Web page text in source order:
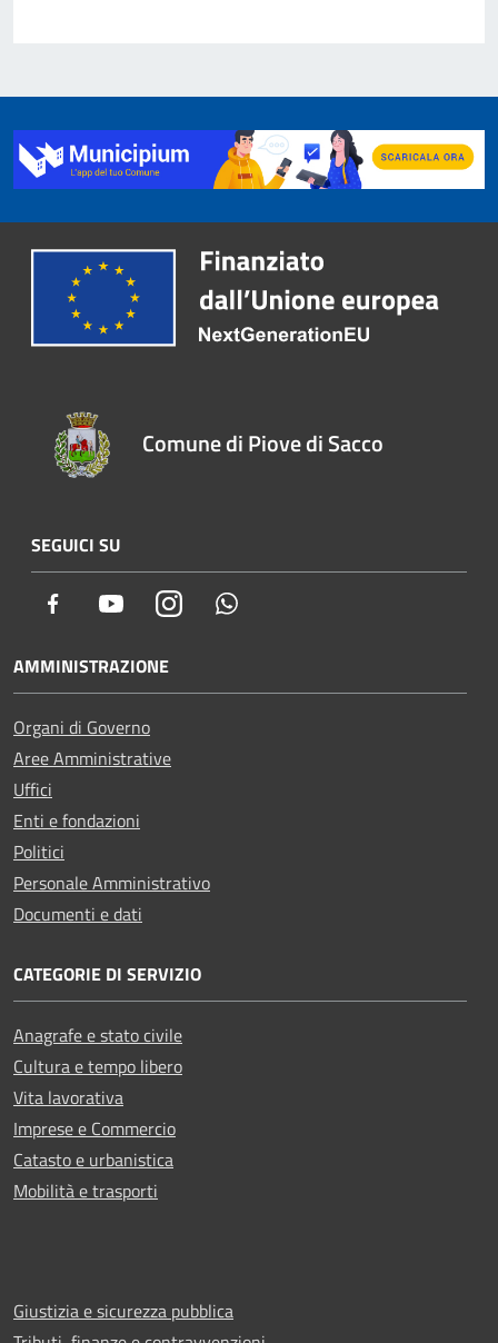
Comune di Piove di Sacco
SEGUICI SU
Facebook YoutubeInstagram
AMMINISTRAZIONE
Organi di Governo
Aree Amministrative
Uffici
Enti e fondazioni
Politici
Personale Amministrativo
Documenti e dati
CATEGORIE DI SERVIZIO
Anagrafe e stato civile
Cultura e tempo libero
Vita lavorativa
Imprese e Commercio
Catasto e urbanistica
Mobilità e trasporti
Giustizia e sicurezza pubblica